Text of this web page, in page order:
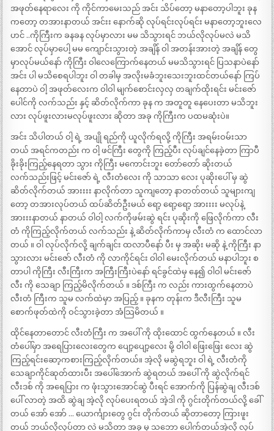
အဖုတ်နေရာလေး ကို ကိုင်ကာမေးသည် အင်း သိပ်တော့ မနာတော့ပါဘူး ခုန
ကတော့ တအားနာတယ် အင်းး နောက်ဆို လုပ်ရင်းလုပ်ရင်း မနာတော့ဘူးလေ
ဟင် ..ကိုကြီးက ခနခန လုပ်မှာလား မမ သိသွားရင် ဘယ်လိုလုပ်မလဲ မသိ
အောင် လုပ်မှာပေါ့ မမ ကျောင်းသွားတဲ့ အချိန် ဝါ အတန်းအားတဲ့ အချိန် တွေ
မှာလုပ်မယ်နော် ကိုကြီး ဝါလေကြောက်နေတယ် မမသိသွားရင် ပြသနာပဲနော်
အင်း ပါ မသိစေရပါဘူး ဝါ တခါမှ အလိုးမခံဘူးသေးဘူးထင်တယ်နော် ကြပ်
နေတာပဲ ဝါ့ အဖုတ်လေးက ဝါဝါ မျက်စောင်းလှလှ တချက်ထိုးရင်း မင်းဇော်
ပေါင်ကို လက်သည်း နှင့် ဆိတ်လိုက်ကာ ခုန က အတူတူ နေပေးတာ မသိဘူး
လား လုပ်ဖူးလားမလုပ်ဖူးလား ဆိုတာ အခု ကိုကြီးက ပထမဆုံးပဲ။
အင်း သိပါတယ် ဝါ့ ရဲ့ အပျို ရည်ကို ယူလိုက်ရလို့ ကိုကြီး အရမ်းဝမ်းသာ
တယ် အရင်ကတည်း က ဝါ့ ဖင်ကြီး တွေကို ကြည့်ပီး လုပ်ချင်နေခဲ့တာ ကြာပီ
ခိုးခိုးကြည့်နေရတာ သွား ကိုကြီး မကောင်းဘူး တော်တော် ဆိုးတယ်
လက်သည်းဖြင့် မင်းဇော် ရဲ့ လီးတံလေး ကို သာသာ လေး ပုဆိုးပေါ် မှ ဆွဲ
ဆိတ်လိုက်တယ် အားးးး နာလိုက်တာ သူကျတော့ နာတတ်တယ် သူများကျ
တော့ တအားလုပ်တယ် ထပ်ဆိတ်ဦးမယ် ရော့ ရော့ရော့ အားးးး မလုပ်နဲ့
အားးးနာတယ် နာတယ် ဝါဝါ့ လက်ကိုဖမ်းဆွဲ ရင်း ပုဆိုးကို ဖြေလိုက်ကာ လီး
တံ ကိုကြည့်လိုက်တယ် လက်သည်း နဲ့ ဆိတ်လိုက်ကာမှ လီးတံ က ထောင်လာ
တယ် ။ ဝါ လုပ်လိုက်လို့ ချက်ချင်း ထလာပီနော် ပီး မှ အဆိုး မဆို နဲ့ ကိုကြီး နာ
သွားလား မင်းဇော် လီးတံ ကို လာကိုင်ရင်း ဝါဝါ မေးလိုက်တယ် မနာပါဘူး စ
တာပါ ကိုကြီး လီးကြီးက အကြီးကြီးပဲနော် ရင်ခွင်ထဲမှ နေ၍ ဝါဝါ မင်းဇော်
လီး ကို သေချာ ကြည့်မိလိုက်တယ် ။ ဒစ်ကြီး က လည်း ကားထွက်နေတာပဲ
လီးတံ ကြီးက သူမ လက်ထဲမှာ အပြည့် ။ ခုနက တုန်းက ဒီလီးကြီး သူမ
စောက်ဖုတ်ထဲကို ဝင်သွားခဲ့တာ အံသြမိတယ် ။
ထိုင်နေတာတောင် လီးတံကြီး က အပေါ် ကို ထိုးထောင် ထွက်နေတယ် ။ လီး
တံပေါ်မှာ အရေပြားလေးတွေက ပျော့ပျော့လေး မို့ ဝါဝါ ဖြေးဖြေး လေး ဆွဲ
ကြည့်ရင်းဆော့ကစားကြည့်လိုက်တယ်။ အဲ့လို မဆွဲရဘူး ဝါ ရဲ့ လီးတံကို
သေချာကိုင်ဆုတ်ထားပီး အပေါ်အောက် ဆွဲရတယ် အပေါ် ကို ဆွဲလိုက်ရင်
လီးဒစ် ကို အရေပြား က ဖုံးသွားအောင်ဆွဲ ပီးရင် အောက်ကို ပြန်ဆွဲချ လီးဒစ်
ပေါ် လာတဲ့ အထိ ဆွဲချ အဲ့လို လုပ်ပေးရတယ် အဲ့ဒါ ကို ဂွင်းတိုက်တယ်လို့ ခေါ်
တယ် အော် အော် … ယောင်္ကျားတွေ ဂွင်း တိုက်တယ် ဆိုတာတော့ ကြားဖူး
တယ် ဘယ်လိုလုပ်တာ လဲ မသိတာ အခု မှ သဘော ပေါက်တယ်အဲ့လို လုပ်